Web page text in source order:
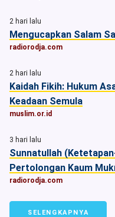
2 hari lalu
Mengucapkan Salam
radiorodja.com
2 hari lalu
Kaidah Fikih: Hukum
Keadaan Semula
muslim.or.id
3 hari lalu
Sunnatullah
Pertolongan Kaum
radiorodja.com
SELENGKAPNYA